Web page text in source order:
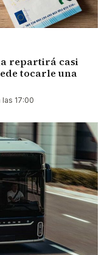
repartirá casi
tocarle una
17:00